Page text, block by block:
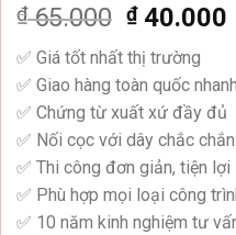
₫65.000 Original
price
was:
₫ 65.000.
₫40.000
✅ Giá tốt nhất thị trường
✅ Giao hàng toàn quốc nhanh
✅ Chứng từ xuất xứ đầy đủ
✅ Nối cọc với dây chắc chắn
✅ Thi công đơn giản, tiện lợi
✅ Phù hợp mọi loại công
✅ 10 năm kinh nghiệm tư